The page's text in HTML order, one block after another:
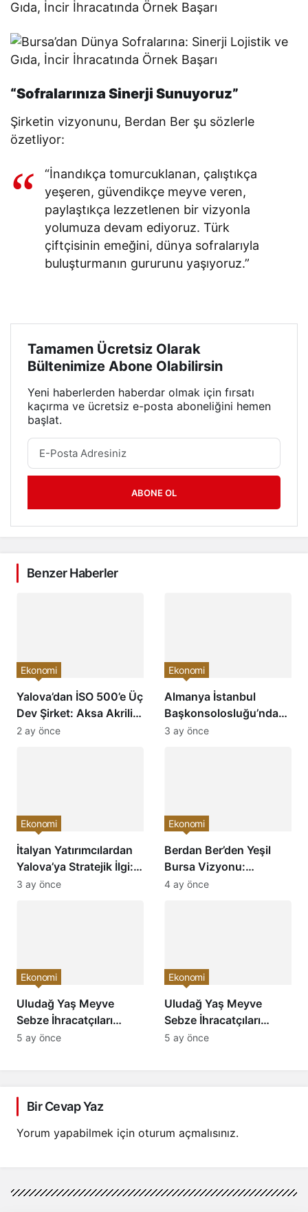
“Sofralarınıza Sinerji Sunuyoruz”
Şirketin vizyonunu, Berdan Ber şu sözlerle
özetliyor:
“İnandıkça tomurcuklanan, çalıştıkça
yeşeren, güvendikçe meyve veren,
paylaştıkça lezzetlenen bir vizyonla
yolumuza devam ediyoruz. Türk
çiftçisinin emeğini, dünya sofralarıyla
buluşturmanın gururunu yaşıyoruz.”
Tamamen Ücretsiz Olarak
Bültenimize Abone Olabilirsin
Yeni haberlerden haberdar olmak için fırsatı
kaçırma ve ücretsiz e-posta aboneliğini hemen
başlat.
ABONE OL
Benzer Haberler
Yalova’dan İSO 500’e Üç
Dev Şirket: Aksa Akrilik,
Akkim ve Aksa Karbon
Ekonomi
2 ay önce
Almanya İstanbul
Başkonsolosluğu’ndan
YTSO’ya Ziyaret:
Ekonomi
3 ay önce
İtalyan Yatırımcılardan
Yalova’ya Stratejik İlgi:
Katma Değerli Üretim
Ekonomi
3 ay önce
Berdan Ber’den Yeşil
Bursa Vizyonu:
“Memleket İhracatla
Ekonomi
4 ay önce
Uludağ Yaş Meyve
Sebze İhracatçıları
Birliği’nde Seçim
Vurgusu
Ekonomi
5 ay önce
Uludağ Yaş Meyve
Sebze İhracatçıları
Birliği’nde Başkanlık
Ekonomi
5 ay önce
Bir Cevap Yaz
Yorum yapabilmek için oturum açmalısınız.